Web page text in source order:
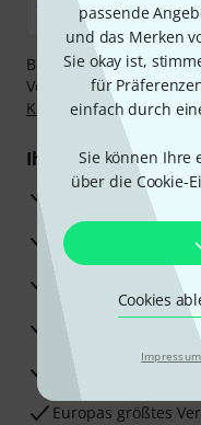
passende
und das Merken
Sie okay ist,
für
einfach durch
Sie können Ihre
über die Cookie-
Cookies
Impressum
Bezahlen Sie
Vorkasse, PayPal,
Klarna Ratenzahlung
Ihre Vorteile
3 Jahre Thomann
30 Tage Money-
Reparaturservice
Beratung durch
Europas größtes